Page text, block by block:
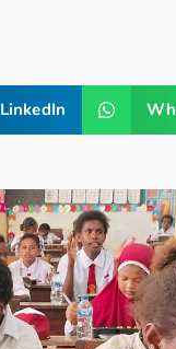
LinkedIn